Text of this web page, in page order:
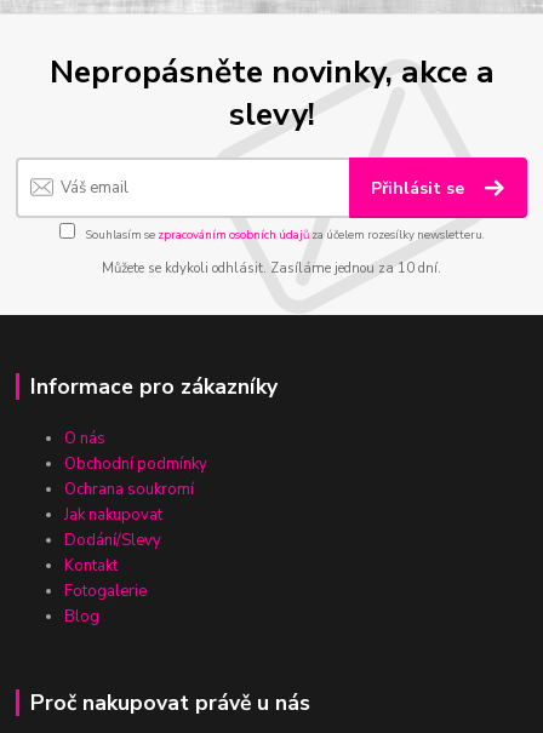
Nepropásněte novinky, akce a
slevy!
Přihlásit se
Souhlasím se zpracováním osobních údajůza účelem rozesílky newsletteru.
Můžete se kdykoli odhlásit. Zasíláme jednou za 10 dní.
Informace pro zákazníky
O nás
Obchodní podmínky
Ochrana soukromí
Jak nakupovat
Dodání/Slevy
Kontakt
Fotogalerie
Blog
Proč nakupovat právě u nás